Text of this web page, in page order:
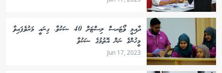
ދާއިމީ ވޯޓަރސް ލިސްޓަށް 40 ޝަކުވާ، ގިނައީ މަރުވެފައިވާ
މީހުންގެ ނަން އޮތުމުގެ ޝަކުވާ
Jun 17, 2023